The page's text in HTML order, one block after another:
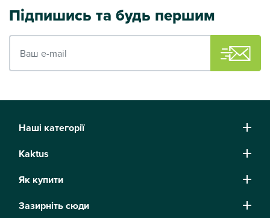
Підпишись та будь першим
Наші категорії
Kaktus
Як купити
Зазирніть сюди